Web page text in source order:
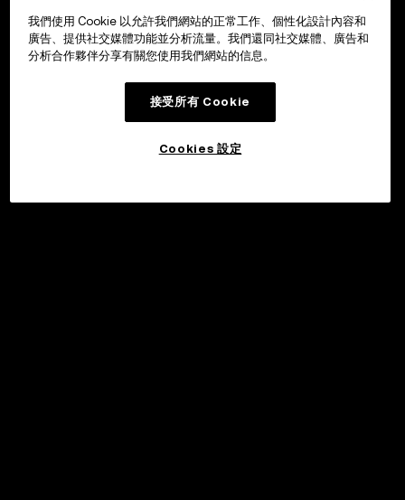
我們使用 Cookie 以允許我們網站的正常工作、個性化設計內容和
廣告、提供社交媒體功能並分析流量。我們還同社交媒體、廣告和
分析合作夥伴分享有關您使用我們網站的信息。
接受所有 Cookie
Cookies 設定